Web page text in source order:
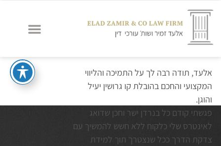
אלעד, תודה רבה לך על התמיכה והליווי
המקצועי והחכם בהובלת קו גרושין יעיל
והוגן.
פגשתי קודם כל בנרדן ישר וחכן שדואג
לאינטרס שלי כלקוח ללא חשש להמשיך עם
צדקת הדרך ככל שנצטרך תוך למידת